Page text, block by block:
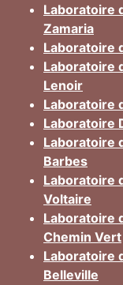
Laboratoire
Zamaria
Laboratoire
Laboratoire
Lenoir
Laboratoire
Laboratoire
Laboratoire
Barbes
Laboratoire
Voltaire
Laboratoire
Chemin Vert
Laboratoire
Belleville